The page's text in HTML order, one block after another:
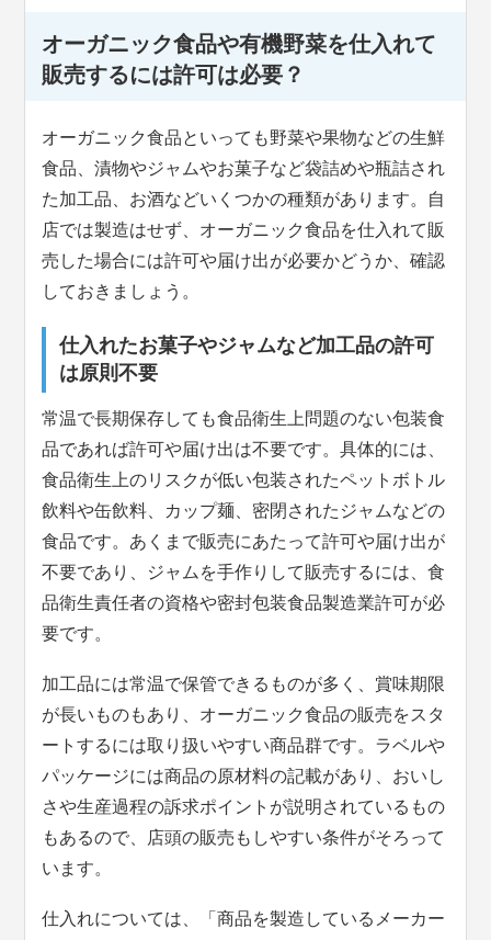
オーガニック食品や有機野菜を仕入れて
販売するには許可は必要？
オーガニック食品といっても野菜や果物などの生鮮
食品、漬物やジャムやお菓子など袋詰めや瓶詰され
た加工品、お酒などいくつかの種類があります。自
店では製造はせず、オーガニック食品を仕入れて販
売した場合には許可や届け出が必要かどうか、確認
しておきましょう。
仕入れたお菓子やジャムなど加工品の許可
は原則不要
常温で長期保存しても食品衛生上問題のない包装食
品であれば許可や届け出は不要です。具体的には、
食品衛生上のリスクが低い包装されたペットボトル
飲料や缶飲料、カップ麺、密閉されたジャムなどの
食品です。あくまで販売にあたって許可や届け出が
不要であり、ジャムを手作りして販売するには、食
品衛生責任者の資格や密封包装食品製造業許可が必
要です。
加工品には常温で保管できるものが多く、賞味期限
が長いものもあり、オーガニック食品の販売をスタ
ートするには取り扱いやすい商品群です。ラベルや
パッケージには商品の原材料の記載があり、おいし
さや生産過程の訴求ポイントが説明されているもの
もあるので、店頭の販売もしやすい条件がそろって
います。
仕入れについては、「商品を製造しているメーカー